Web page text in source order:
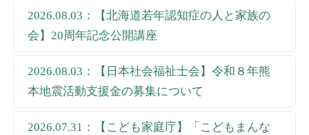
2026.08.03：【北海道若年認知症の人と家族の
会】20周年記念公開講座
2026.08.03：【日本社会福祉士会】令和８年熊
本地震活動支援金の募集について
2026.07.31：【こども家庭庁】「こどもまんな